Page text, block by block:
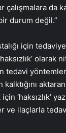
çalışmalara da
durum değil.”
için
olarak
tedavi
‘haksızlık’
ve ilaçlarla